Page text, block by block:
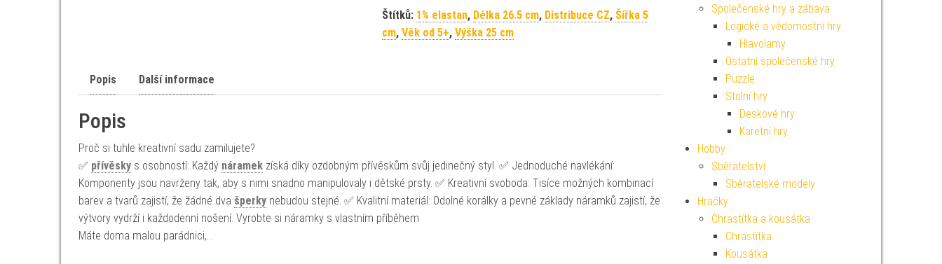
Štítků: 1% elastan, Délka 26.5 cm, Distribuce CZ, Šířka 5
cm, Věk od 5+, Výška 25 cm
Popis Další informace
Popis
Proč si tuhle kreativní sadu zamilujete?
✅ přívěsky s osobností: Každý náramek získá díky ozdobným přívěskům svůj jedinečný styl. ✅ Jednoduché navlékání:
Komponenty jsou navrženy tak, aby s nimi snadno manipulovaly i dětské prsty. ✅ Kreativní svoboda: Tisíce možných kombinací
barev a tvarů zajistí, že žádné dva šperky nebudou stejné. ✅ Kvalitní materiál: Odolné korálky a pevné základy náramků zajistí, že
výtvory vydrží i každodenní nošení. Vyrobte si náramky s vlastním příběhem
Máte doma malou parádnici,…
Společenské hry a zábava
Logické a vědomostní hry
Hlavolamy
Ostatní společenské hry
Puzzle
Stolní hry
Deskové hry
Karetní hry
Hobby
Sběratelství
Sběratelské modely
Hračky
Chrastítka a kousátka
Chrastítka
Kousátka